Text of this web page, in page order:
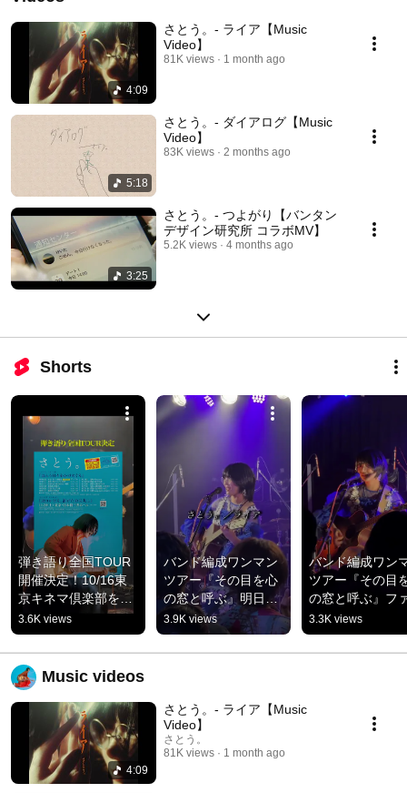
4:09
さとう。- ライア【Music
Video】
81K views 1 month ago
5:18
さとう。- ダイアログ【Music
Video】
83K views 2 months ago
3:25
さとう。- つよがり【バンタン
デザイン研究所 コラボMV】
5.2K views 4 months ago
Shorts
弾き語り全国TOUR
開催決定！10/16東
京キネマ倶楽部を皮
切りにファイナル
11/28日本橋三井ホ
ールまで全13公演。
FC先行は7/22まで！
#SSWさとう。
3.6K views
バンド編成ワンマン
ツアー『その目を心
の窓と呼ぶ』明日は
いよいよファイナル
東京公演！🎸🥁渋谷
WWWにてお待ちし
3.9K views
バンド編成ワン
ツアー『その目
の窓と呼ぶ』フ
ナル公演まで残
日💥渋谷WWW
お待ちしており
3.3K views
Music videos
4:09
さとう。- ライア【Music
Video】
さとう。
81K views
1 month ago